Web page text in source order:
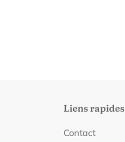
Liens rapides
Contact